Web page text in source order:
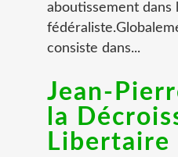
aboutissement dans
consiste dans...
Jean-
la
Libertaire